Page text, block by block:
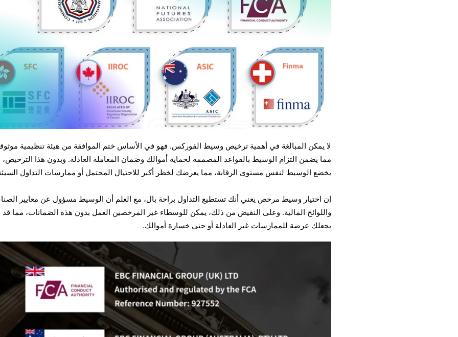
لا يمكن المبالغة في أهمية ترخيص وسيط الفوركس. فهو في الأساس ختم الموافقة من هيئة تنظيمية
مما يضمن التزام الوسيط بالقواعد المصممة لحماية أموالك وضمان المعاملة العادلة. وبدون هذا الترخيص،
يخضع الوسيط لنفس مستوى الرقابة، مما يعرضك لخطر أكبر للاحتيال المحتمل أو ممارسات التداول
إن اختيار وسيط مرخص يعني أنك تستطيع التداول براحة بال، مع العلم أن الوسيط مسؤول عن معايير
واللوائح المالية. وعلى النقيض من ذلك، يمكن للوسطاء غير المرخصين العمل بدون هذه الضمانات، مما قد
يجعلك عرضة للممارسات غير العادلة أو حتى خسارة أموالك.